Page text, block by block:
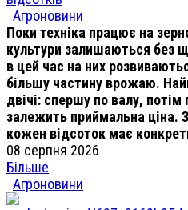
Агроновини
Поки техніка працює на
культури залишаються без
в цей час на них
більшу частину врожаю.
двічі: спершу по валу, потім
залежить приймальна ціна.
кожен відсоток має
08 серпня 2026
Більше
Агроновини